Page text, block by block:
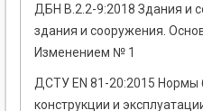
ДБН В.2.2-9:2018 Здания и
здания и сооружения.
Изменением № 1
ДСТУ EN 81-20:2015 Нормы
конструкции и